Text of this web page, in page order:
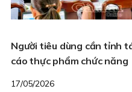
Người tiêu dùng cần tỉnh
cáo thực phẩm chức năng
17/05/2026